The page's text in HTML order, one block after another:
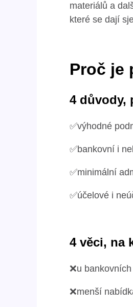
materiálů a
které se dají
Proč je
4 důvody,
✅výhodné
✅bankovní i
✅minimální
✅účelové i
4 věci, na
❌u
❌menší